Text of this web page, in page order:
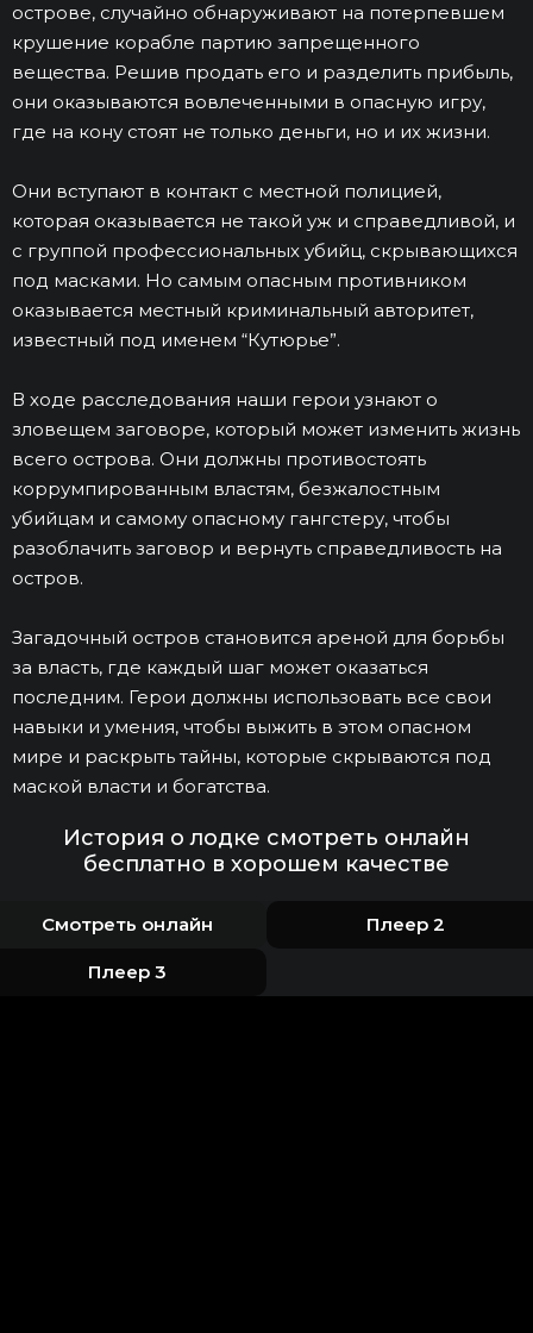
острове, случайно обнаруживают на потерпевшем
крушение корабле партию запрещенного
вещества. Решив продать его и разделить прибыль,
они оказываются вовлеченными в опасную игру,
где на кону стоят не только деньги, но и их жизни.
Они вступают в контакт с местной полицией,
которая оказывается не такой уж и справедливой, и
с группой профессиональных убийц, скрывающихся
под масками. Но самым опасным противником
оказывается местный криминальный авторитет,
известный под именем “Кутюрье”.
В ходе расследования наши герои узнают о
зловещем заговоре, который может изменить жизнь
всего острова. Они должны противостоять
коррумпированным властям, безжалостным
убийцам и самому опасному гангстеру, чтобы
разоблачить заговор и вернуть справедливость на
остров.
Загадочный остров становится ареной для борьбы
за власть, где каждый шаг может оказаться
последним. Герои должны использовать все свои
навыки и умения, чтобы выжить в этом опасном
мире и раскрыть тайны, которые скрываются под
маской власти и богатства.
История о лодке смотреть онлайн
бесплатно в хорошем качестве
Смотреть онлайн Плеер 2
Плеер 3